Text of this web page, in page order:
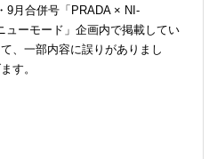
9月合併号「PRADA × NI-
ーモード」企画内で掲載してい
、一部内容に誤りがありまし
す。